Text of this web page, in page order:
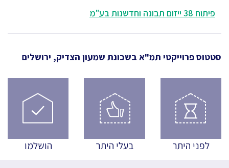
פיתוח 38 ייזום תבונה וחדשנות בע"מ
סטטוס פרוייקטי תמ"א בשכונת שמעון הצדיק, ירושלים
לפני היתר בעלי היתר הושלמו